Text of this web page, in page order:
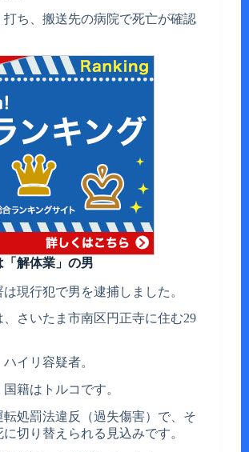
打ち、搬送先の病院で死亡が確認
解体業」の男
現行犯で男を逮捕しました。
さいたま市南区円正寺に住む29
イリ容疑者。
籍はトルコです。
処罰法違反（過失傷害）で、そ
切り替えられる見込みです。